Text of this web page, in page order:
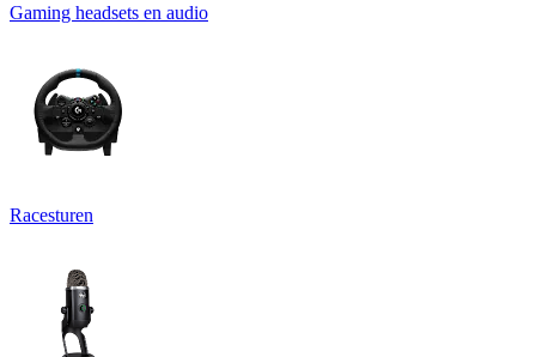
Gaming headsets en audio
Racesturen